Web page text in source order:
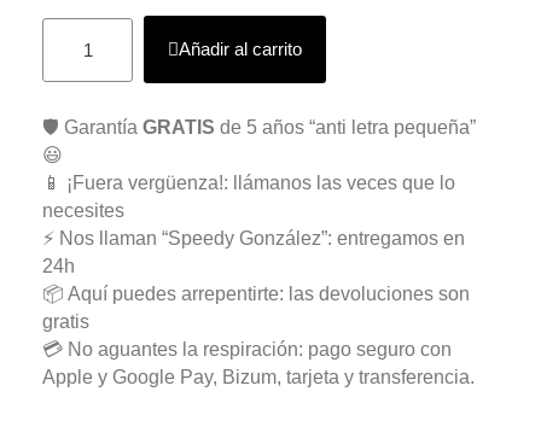
Añadir al carrito
🛡️ Garantía GRATIS de 5 años “anti letra pequeña”
😃
📱 ¡Fuera vergüenza!: llámanos las veces que lo
necesites
⚡ Nos llaman “Speedy González”: entregamos en
24h
📦 Aquí puedes arrepentirte: las devoluciones son
gratis
💳 No aguantes la respiración: pago seguro con
Apple y Google Pay, Bizum, tarjeta y transferencia.